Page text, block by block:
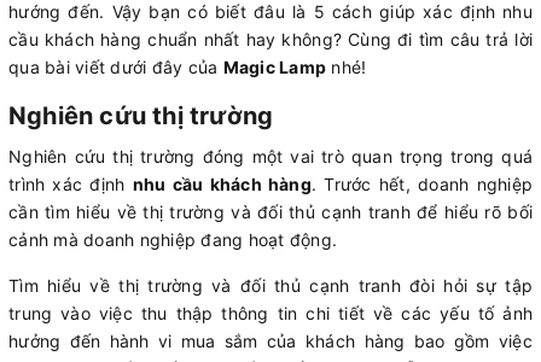
hướng đến. Vậy bạn có biết đâu là 5 cách giúp xác định nhu
cầu khách hàng chuẩn nhất hay không? Cùng đi tìm câu trả lời
qua bài viết dưới đây của Magic Lamp nhé!
Nghiên cứu thị trường
Nghiên cứu thị trường đóng một vai trò quan trọng trong quá
trình xác định nhu cầu khách hàng. Trước hết, doanh nghiệp
cần tìm hiểu về thị trường và đối thủ cạnh tranh để hiểu rõ bối
cảnh mà doanh nghiệp đang hoạt động.
Tìm hiểu về thị trường và đối thủ cạnh tranh đòi hỏi sự tập
trung vào việc thu thập thông tin chi tiết về các yếu tố ảnh
hưởng đến hành vi mua sắm của khách hàng bao gồm việc